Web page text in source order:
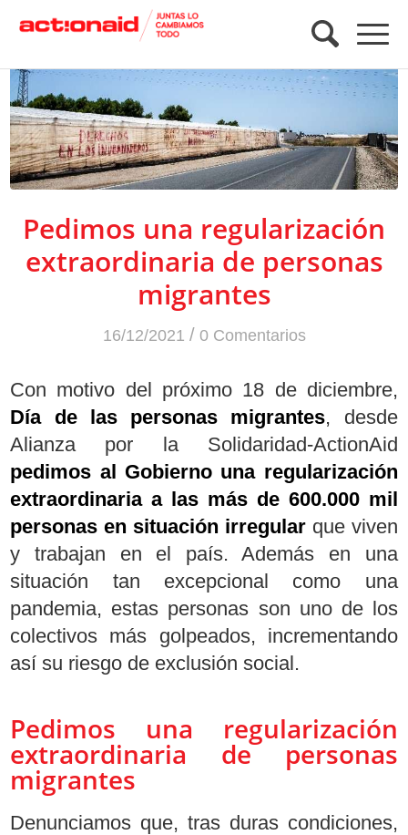
Pedimos una regularización
extraordinaria de personas
migrantes
16/12/2021 / 0 Comentarios
Con motivo del próximo 18 de diciembre,
Día de las personas migrantes, desde
Alianza por la Solidaridad-ActionAid
pedimos al Gobierno una regularización
extraordinaria a las más de 600.000 mil
personas en situación irregularque viven
y trabajan en el país. Además en una
situación tan excepcional como una
pandemia, estas personas son uno de los
colectivos más golpeados, incrementando
así su riesgo de exclusión social.
Pedimos una regularización
extraordinaria de personas
migrantes
Denunciamos que, tras duras condiciones,